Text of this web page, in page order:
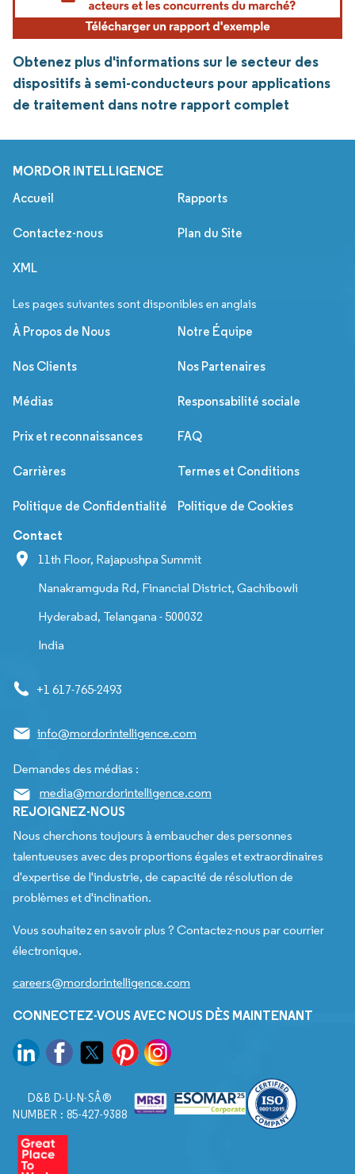
Obtenez plus d'informations sur le secteur des
dispositifs à semi-conducteurs pour applications
de traitement dans notre rapport complet
MORDOR INTELLIGENCE
Accueil Rapports
Contactez-nous Plan du Site
XML
Les pages suivantes sont disponibles en anglais
À Propos de Nous Notre Équipe
Nos Clients Nos Partenaires
Médias Responsabilité sociale
Prix et reconnaissances FAQ
Carrières Termes et Conditions
Politique de Confidentialité Politique de Cookies
Contact
11th Floor, Rajapushpa Summit
Nanakramguda Rd, Financial District, Gachibowli
Hyderabad, Telangana - 500032
India
+1 617-765-2493
info@mordorintelligence.com
Demandes des médias :
media@mordorintelligence.com
REJOIGNEZ-NOUS
Nous cherchons toujours à embaucher des personnes
talentueuses avec des proportions égales et extraordinaires
d'expertise de l'industrie, de capacité de résolution de
problèmes et d'inclination.
Vous souhaitez en savoir plus ? Contactez-nous par courrier
électronique.
careers@mordorintelligence.com
CONNECTEZ-VOUS AVEC NOUS DÈS MAINTENANT
D&B D-U-N-SÂ®
NUMBER : 85-427-9388